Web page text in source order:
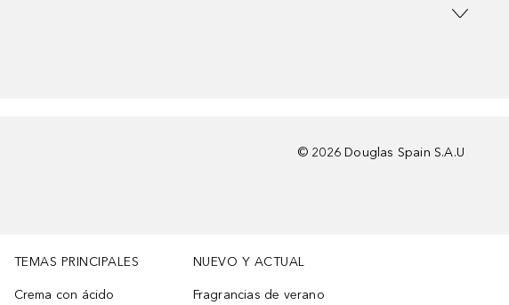
© 2026 Douglas Spain S.A.U
TEMAS PRINCIPALES
Crema con ácido
NUEVO Y ACTUAL
Fragrancias de verano